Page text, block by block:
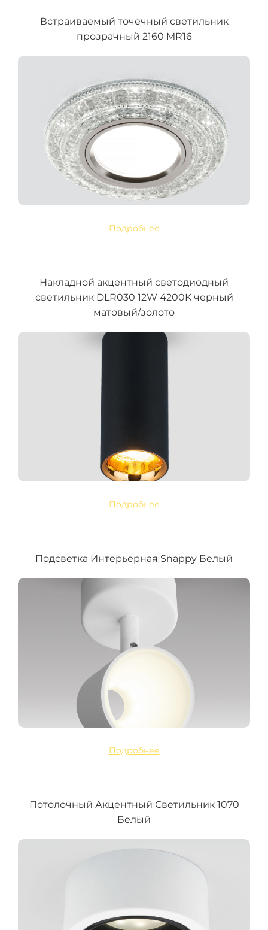
Встраиваемый точечный светильник
прозрачный 2160 MR16
Подробнее
Накладной акцентный светодиодный
светильник DLR030 12W 4200K черный
матовый/золото
Подробнее
Подсветка Интерьерная Snappy Белый
Подробнее
Потолочный Акцентный Светильник 1070
Белый